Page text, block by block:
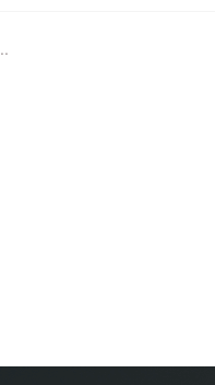
铀矿开采商们表
计到2030年全球基
模是SPUT此前在